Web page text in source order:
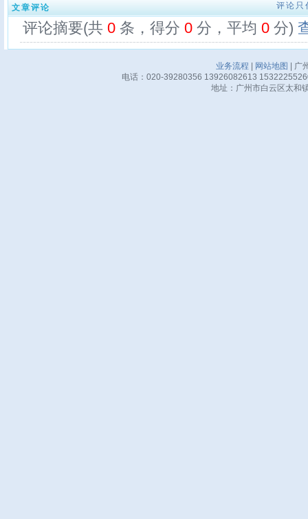
文章评论 评论只
评论摘要(共 0 条，得分 0 分，平均 0 分)
业务流程 网站地图
| 广
电话：020-39280356 13926082613
地址：广州市白云区太和